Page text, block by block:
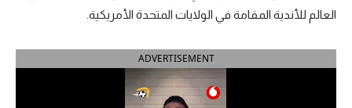
أمريكا 2026
الدوري المصري
الدوري الإنجليزي الممتاز
العالم للأندية المقامة في الولايات المتحدة الأمريكية.
ADVERTISEMENT